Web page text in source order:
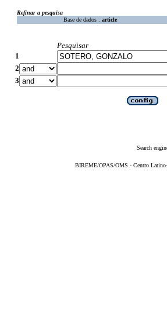
Refinar a pesquisa
Base de dados : article
Pesquisar
1
2
3
Search
BIREME/OPAS/OMS - Centro Latino-